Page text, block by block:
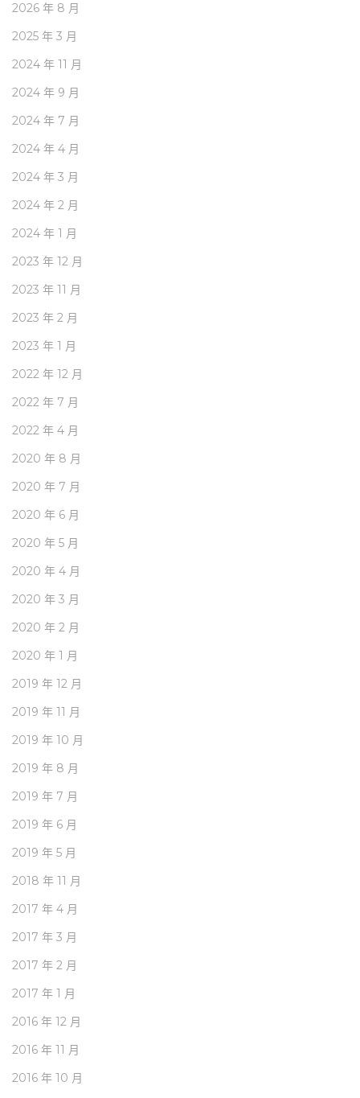
2026 年 8 月
2025 年 3 月
2024 年 11 月
2024 年 9 月
2024 年 7 月
2024 年 4 月
2024 年 3 月
2024 年 2 月
2024 年 1 月
2023 年 12 月
2023 年 11 月
2023 年 2 月
2023 年 1 月
2022 年 12 月
2022 年 7 月
2022 年 4 月
2020 年 8 月
2020 年 7 月
2020 年 6 月
2020 年 5 月
2020 年 4 月
2020 年 3 月
2020 年 2 月
2020 年 1 月
2019 年 12 月
2019 年 11 月
2019 年 10 月
2019 年 8 月
2019 年 7 月
2019 年 6 月
2019 年 5 月
2018 年 11 月
2017 年 4 月
2017 年 3 月
2017 年 2 月
2017 年 1 月
2016 年 12 月
2016 年 11 月
2016 年 10 月